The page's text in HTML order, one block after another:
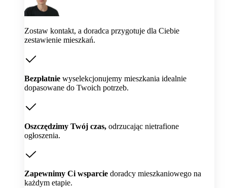
Zostaw kontakt, a doradca przygotuje dla Ciebie
zestawienie mieszkań.
Bezpłatnie wyselekcjonujemy mieszkania idealnie
dopasowane do Twoich potrzeb.
Oszczędzimy Twój czas, odrzucając nietrafione
ogłoszenia.
Zapewnimy Ci wsparcie doradcy mieszkaniowego na
każdym etapie.